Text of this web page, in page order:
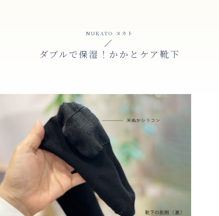
NUKATO ヌカト
ダブルで保湿！かかとケア靴下